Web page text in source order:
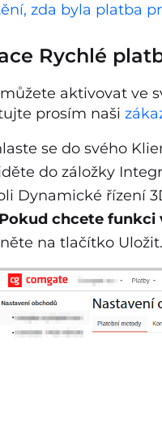
zda byla platba
Rychlé
aktivovat ve
prosím naši
se do svého
do záložky
Dynamické řízení
Pokud chcete funkci
na tlačítko Uložit.